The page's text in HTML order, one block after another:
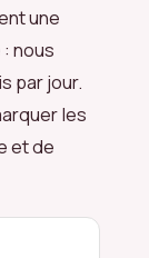
une
nous
par jour.
les
et de